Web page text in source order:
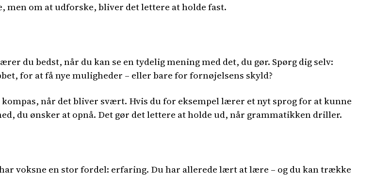
om at udforske, bliver det lettere at holde fast.
du bedst, når du kan se en tydelig mening med det, du gør. Spørg dig selv:
for at få nye muligheder – eller bare for fornøjelsens skyld?
når det bliver svært. Hvis du for eksempel lærer et nyt sprog for at kunne
du ønsker at opnå. Det gør det lettere at holde ud, når grammatikken driller.
voksne en stor fordel: erfaring. Du har allerede lært at lære – og du kan trække